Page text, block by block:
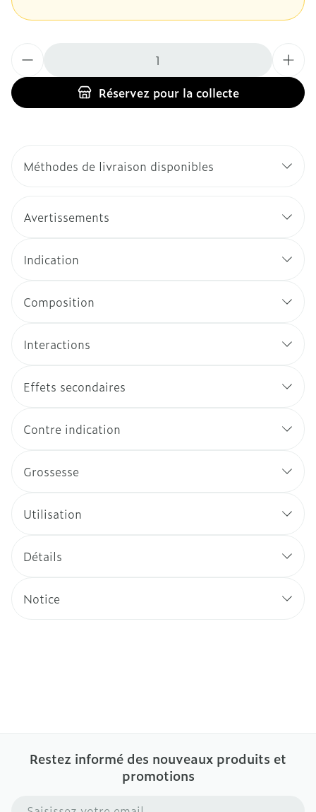
Réservezpour la collecte
Méthodes de livraison disponibles
Avertissements
Indication
Composition
Interactions
Effets secondaires
Contre indication
Grossesse
Utilisation
Détails
Notice
Restez informé des nouveaux produits et
promotions
Adresse mail